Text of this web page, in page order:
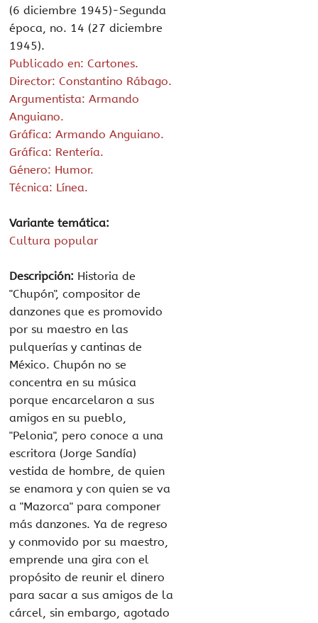
(6 diciembre 1945)-Segunda
época, no. 14 (27 diciembre
1945).
Publicado en: Cartones.
Director: Constantino Rábago.
Argumentista: Armando
Anguiano.
Gráfica: Armando Anguiano.
Gráfica: Rentería.
Género: Humor.
Técnica: Línea.
Variante temática:
Cultura popular
Descripción: Historia de
"Chupón", compositor de
danzones que es promovido
por su maestro en las
pulquerías y cantinas de
México. Chupón no se
concentra en su música
porque encarcelaron a sus
amigos en su pueblo,
"Pelonia", pero conoce a una
escritora (Jorge Sandía)
vestida de hombre, de quien
se enamora y con quien se va
a "Mazorca" para componer
más danzones. Ya de regreso
y conmovido por su maestro,
emprende una gira con el
propósito de reunir el dinero
para sacar a sus amigos de la
cárcel, sin embargo, agotado